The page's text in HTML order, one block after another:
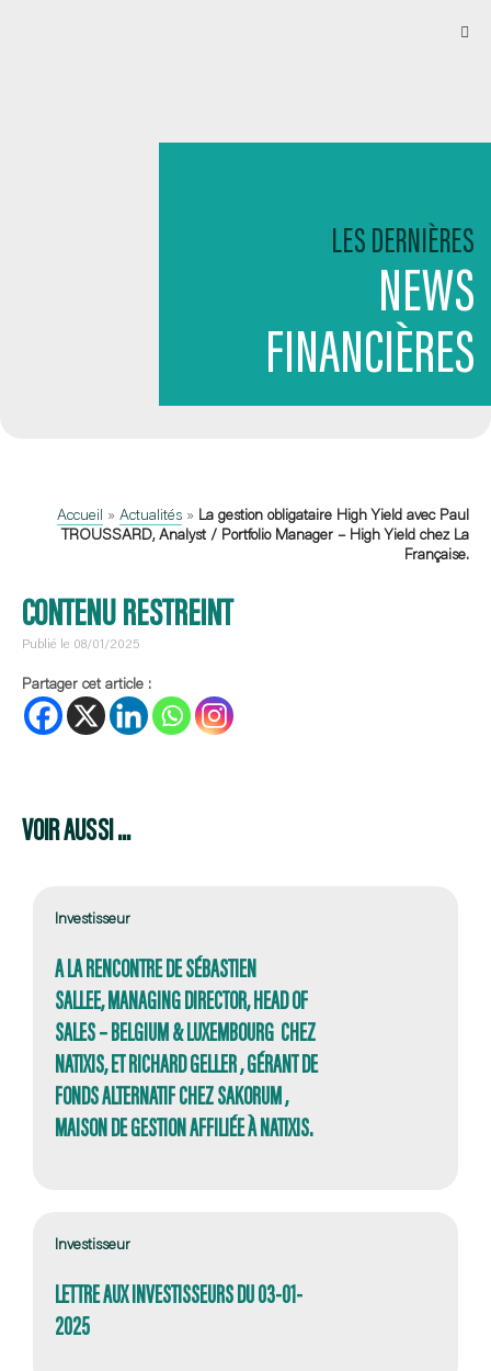
LES DERNIÈRES
NEWS
FINANCIÈRES
Accueil » Actualités » La gestion obligataire High Yield avec Paul
TROUSSARD, Analyst / Portfolio Manager – High Yield chez La
Française.
CONTENU RESTREINT
Publié le 08/01/2025
Partager cet article :
VOIR AUSSI ...
Investisseur
A LA RENCONTRE DE SÉBASTIEN
SALLEE, MANAGING DIRECTOR, HEAD OF
SALES – BELGIUM & LUXEMBOURG CHEZ
NATIXIS, ET RICHARD GELLER , GÉRANT DE
FONDS ALTERNATIF CHEZ SAKORUM ,
MAISON DE GESTION AFFILIÉE À NATIXIS.
Investisseur
LETTRE AUX INVESTISSEURS DU 03-01-
2025